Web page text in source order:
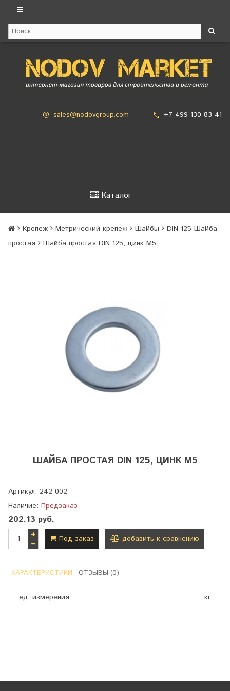
@ sales@nodovgroup.com +7 499 130 83 41
Каталог
Крепеж Метрический крепеж Шайбы
DIN 125 Шайба
простая
Шайба простая DIN 125, цинк М5
ШАЙБА ПРОСТАЯ DIN 125, ЦИНК М5
Артикул: 242-002
Наличие: Предзаказ
202.13 руб.
Под заказ добавить к сравнению
ХАРАКТЕРИСТИКИ ОТЗЫВЫ (0)
ед. измерения: кг